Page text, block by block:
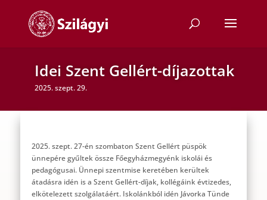
Idei Szent Gellért-díjazottak
2025. szept. 29.
2025. szept. 27-én szombaton Szent Gellért püspök
ünnepére gyűltek össze Főegyházmegyénk iskolái és
pedagógusai. Ünnepi szentmise keretében kerültek
átadásra idén is a Szent Gellért-díjak, kollégáink évtizedes,
elkötelezett szolgálatáért. Iskolánkból idén Jávorka Tünde